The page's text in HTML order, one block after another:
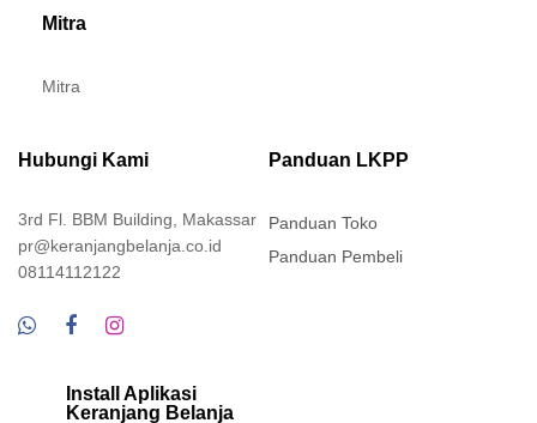
Mitra
Mitra
Hubungi Kami
3rd Fl. BBM Building, Makassar
pr@keranjangbelanja.co.id
08114112122
Panduan LKPP
Panduan Toko
Panduan Pembeli
Install Aplikasi
Keranjang Belanja